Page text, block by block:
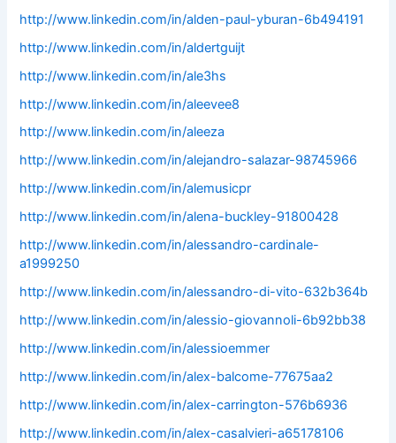
http://www.linkedin.com/in/alden-paul-yburan-6b494191
http://www.linkedin.com/in/aldertguijt
http://www.linkedin.com/in/ale3hs
http://www.linkedin.com/in/aleevee8
http://www.linkedin.com/in/aleeza
http://www.linkedin.com/in/alejandro-salazar-98745966
http://www.linkedin.com/in/alemusicpr
http://www.linkedin.com/in/alena-buckley-91800428
http://www.linkedin.com/in/alessandro-cardinale-
a1999250
http://www.linkedin.com/in/alessandro-di-vito-632b364b
http://www.linkedin.com/in/alessio-giovannoli-6b92bb38
http://www.linkedin.com/in/alessioemmer
http://www.linkedin.com/in/alex-balcome-77675aa2
http://www.linkedin.com/in/alex-carrington-576b6936
http://www.linkedin.com/in/alex-casalvieri-a65178106